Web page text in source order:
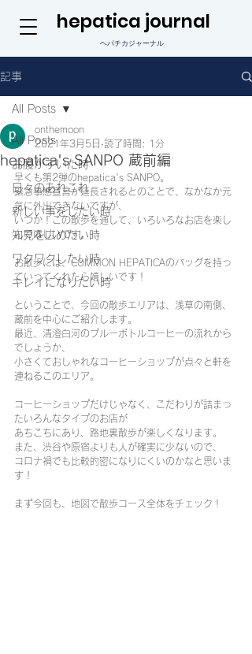
hepatica journal
ヘパチカジャーナル
記事
All Posts
お腹がすいた時
日々のあれこれ
新しい事をしたい時
知見を広めたい時
ワクワクしたい時
キレイになりたい時
All Posts
hepatica's SANPO 蔵前編
onthemoon
2021年3月5日 読了時間: 1分
早くも第2弾のhepatica's SANPO。
緊急事態宣言が延長されるとのことで、なかなか元
気に外出できないですが、
いつか！この散歩を通して、いろいろなお店を楽し
んでほしいです。
お散歩には、COMMON HEPATICAのバッグを持っ
ていってくれたら嬉しいです！
ということで、今回の散歩エリアは、浅草の南側、
蔵前を中心にご紹介します。
最近、清澄白河のブルーボトルコーヒーの流れから
でしょうか、
小さくておしゃれなコーヒーショップが点々と軒を
連ねるこのエリア。
コーヒーショップだけじゃなく、こだわりが詰まっ
たいろんなタイプのお店が
あちこちにあり、路地裏散歩が楽しくなります。
また、渋谷や原宿よりも人が確実に少ないので、
コロナ禍でも比較的密になりにくいのかなと思いま
す！
まず今回も、地図で散歩コース全体をチェック！